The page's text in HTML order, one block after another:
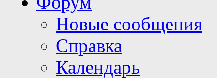
Новые сообщения
Справка
Календарь